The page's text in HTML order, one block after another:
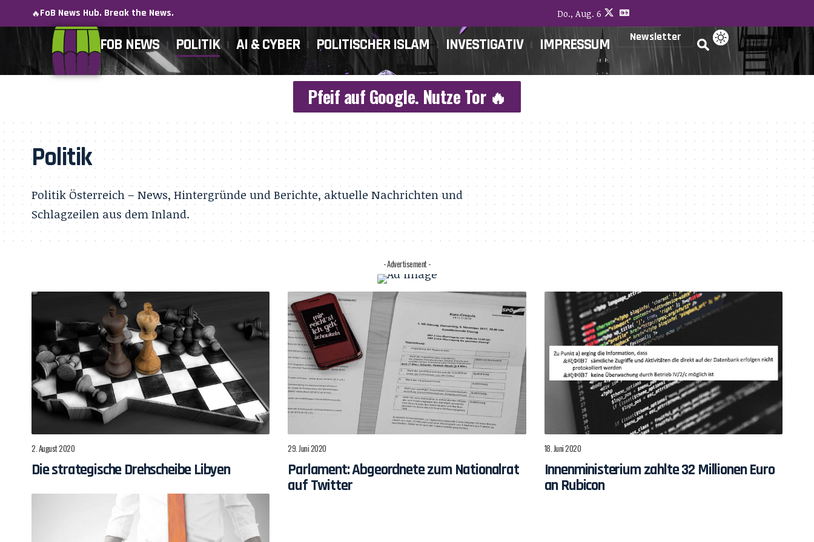
🔥FoB News Hub. Break the News. Do., Aug. 6
FOB NEWS POLITIK AI & CYBER POLITISCHER ISLAM INVESTIGATIV IMPRESSUM Newsletter
Pfeif auf Google. Nutze Tor 🔥
Politik
Politik Österreich – News, Hintergründe und Berichte, aktuelle Nachrichten und
Schlagzeilen aus dem Inland.
- Advertisement -
2. August 2020
Die strategische Drehscheibe Libyen
29. Juni 2020
Parlament: Abgeordnete zum Nationalrat
auf Twitter
18. Juni 2020
Innenministerium zahlte 32 Millionen Euro
an Rubicon